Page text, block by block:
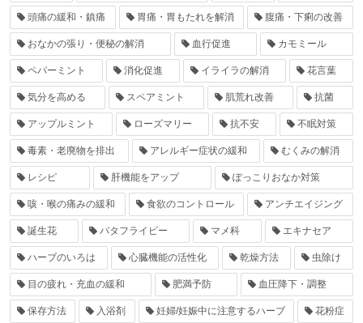
頭痛の緩和・鎮痛 胃痛・胃もたれを解消 腹痛・下痢の改善
おなかの張り・便秘の解消 血行促進 カモミール
ペパーミント 消化促進 イライラの解消 花言葉
気分を高める スペアミント 肌荒れ改善 抗菌
アップルミント ローズマリー 抗不安 不眠対策
毒素・老廃物を排出 アレルギー症状の緩和 むくみの解消
レシピ 肝機能をアップ ぽっこりおなか対策
咳・喉の痛みの緩和 食欲のコントロール アンチエイジング
誕生花 バタフライピー マメ科 エキナセア
ハーブのいろは 心臓機能の活性化 乾燥方法 虫除け
目の疲れ・充血の緩和 肥満予防 血圧降下・調整
保存方法 入浴剤 妊婦/妊娠中に注意するハーブ 花粉症